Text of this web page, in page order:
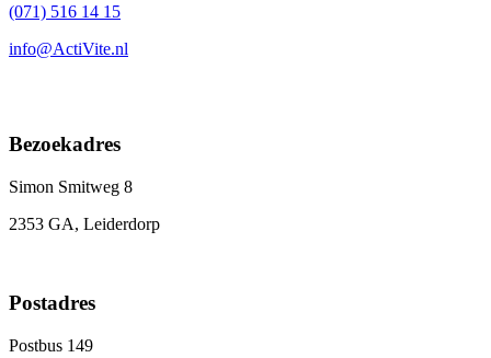
(071) 516 14 15
info@ActiVite.nl
Bezoekadres
Simon Smitweg 8
2353 GA, Leiderdorp
Postadres
Postbus 149